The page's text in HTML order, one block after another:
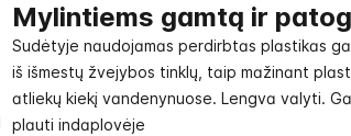
Mylintiems gamtą ir
Sudėtyje naudojamas perdirbtas plastikas
iš išmestų žvejybos tinklų, taip mažinant
atliekų kiekį vandenynuose. Lengva valyti.
plauti indaplovėje